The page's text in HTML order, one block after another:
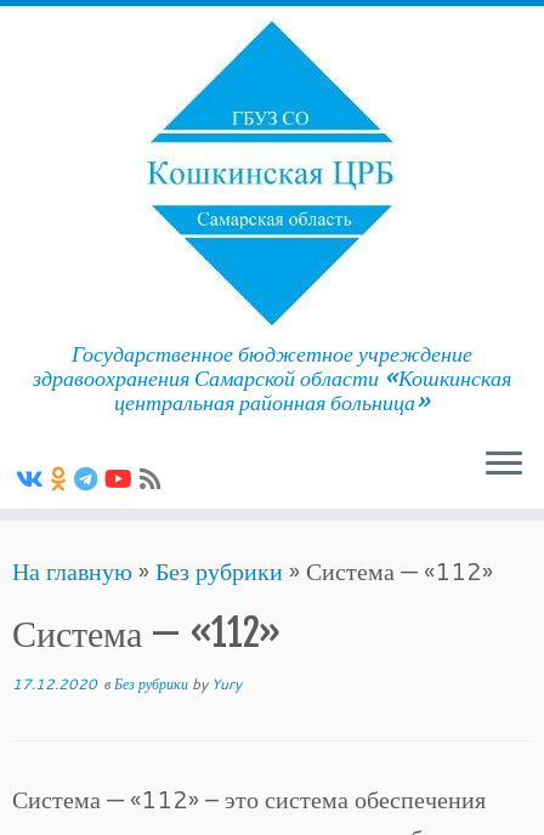
to
content
Государственное бюджетное учреждение
здравоохранения Самарской области «Кошкинская
центральная районная больница»
На главную»Без рубрики»Система — «112»
Система — «112»
17.12.2020вБез рубрики by Yury
Система — «112» – это система обеспечения